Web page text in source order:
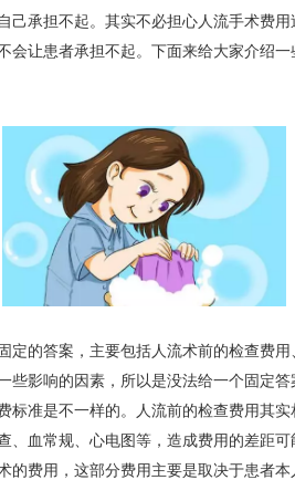
己承担不起。其实不必担心人流手术费
会让患者承担不起。下面来给大家介绍
定的答案，主要包括人流术前的检查费
些影响的因素，所以是没法给一个固定
标准是不一样的。人流前的检查费用其
、血常规、心电图等，造成费用的差距
的费用，这部分费用主要是取决于患者